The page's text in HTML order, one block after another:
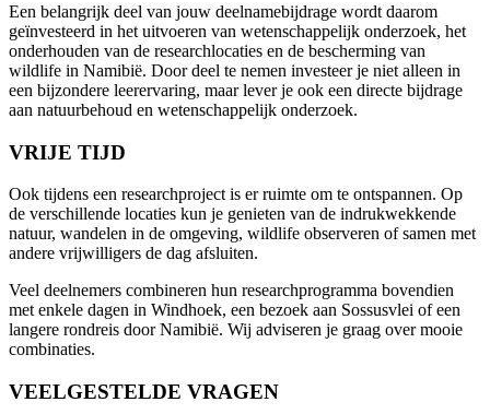
Een belangrijk deel van jouw deelnamebijdrage wordt daarom
geïnvesteerd in het uitvoeren van wetenschappelijk onderzoek, het
onderhouden van de researchlocaties en de bescherming van
wildlife in Namibië. Door deel te nemen investeer je niet alleen in
een bijzondere leerervaring, maar lever je ook een directe bijdrage
aan natuurbehoud en wetenschappelijk onderzoek.
VRIJE TIJD
Ook tijdens een researchproject is er ruimte om te ontspannen. Op
de verschillende locaties kun je genieten van de indrukwekkende
natuur, wandelen in de omgeving, wildlife observeren of samen met
andere vrijwilligers de dag afsluiten.
Veel deelnemers combineren hun researchprogramma bovendien
met enkele dagen in Windhoek, een bezoek aan Sossusvlei of een
langere rondreis door Namibië. Wij adviseren je graag over mooie
combinaties.
VEELGESTELDE VRAGEN